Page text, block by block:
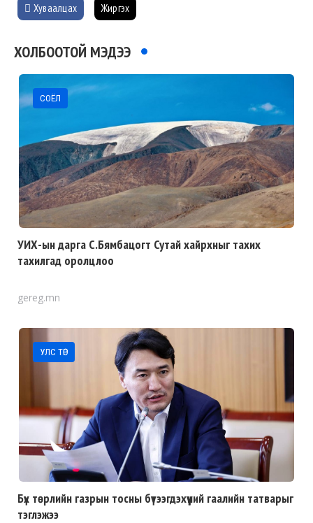
Хуваалцах Жиргэх
ХОЛБООТОЙ МЭДЭЭ
СОЁЛ
УИХ-ын дарга С.Бямбацогт Сутай хайрхныг тахих
тахилгад оролцлоо
gereg.mn
УЛС ТӨР
Бүх төрлийн газрын тосны бүтээгдэхүүний гаалийн татварыг
тэглэжээ